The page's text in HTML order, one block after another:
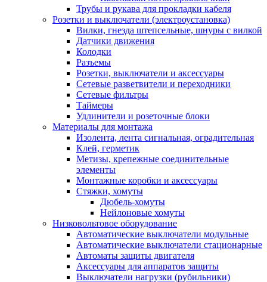
Трубы и рукава для прокладки кабеля
Розетки и выключатели (электроустановка)
Вилки, гнезда штепсельные, шнуры с вилкой
Датчики движения
Колодки
Разъемы
Розетки, выключатели и аксессуары
Сетевые разветвители и переходники
Сетевые фильтры
Таймеры
Удлинители и розеточные блоки
Материалы для монтажа
Изолента, лента сигнальная, оградительная
Клей, герметик
Метизы, крепежные соединительные
элементы
Монтажные коробки и аксессуары
Стяжки, хомуты
Дюбель-хомуты
Нейлоновые хомуты
Низковольтовое оборудование
Автоматические выключатели модульные
Автоматические выключатели стационарные
Автоматы защиты двигателя
Аксессуары для аппаратов защиты
Выключатели нагрузки (рубильники)